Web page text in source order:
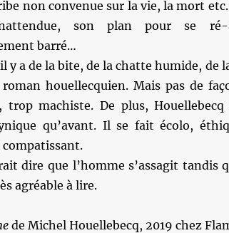
non convenue sur la vie, la mort
son plan pour se ré-
barré…
y a de la bite, de la chatte humide, de
houellecquien. Mais pas de
trop machiste. De plus,
qu’avant. Il se fait écolo,
dire que l’homme s’assagit tandis
agréable à lire.
de Michel Houellebecq, 2019 chez